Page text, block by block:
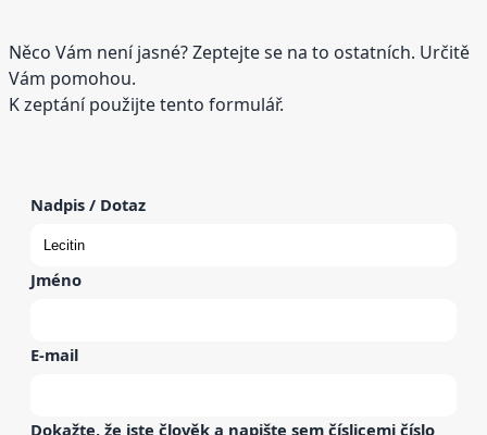
Něco Vám není jasné? Zeptejte se na to ostatních. Určitě
Vám pomohou.
K zeptání použijte tento formulář.
Nadpis / Dotaz
Jméno
E-mail
Dokažte, že jste člověk a napište sem číslicemi číslo